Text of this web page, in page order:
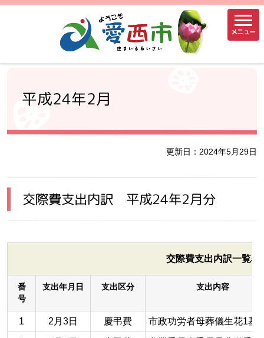
メニュー
平成24年2月
更新日：2024年5月29日
交際費支出内訳 平成24年2月分
交際費支出内訳一覧表
番
号
支出年月日 支出区分 支出内容
1 2月3日 慶弔費 市政功労者母葬儀生花1基